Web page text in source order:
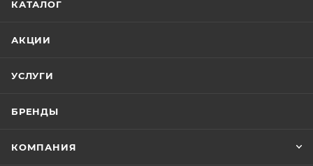
КАТАЛОГ
АКЦИИ
УСЛУГИ
БРЕНДЫ
КОМПАНИЯ